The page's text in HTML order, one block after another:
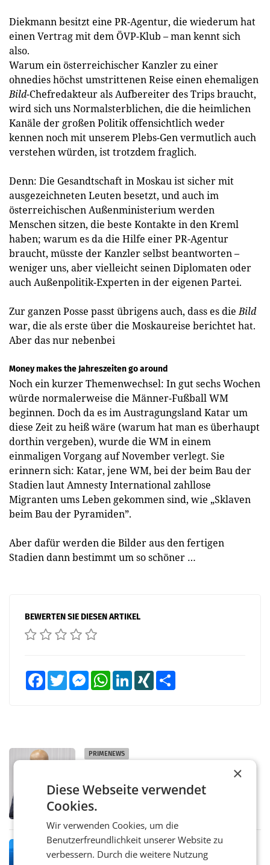
Diekmann besitzt eine PR-Agentur, die wiederum hat
einen Vertrag mit dem ÖVP-Klub – man kennt sich
also.
Warum ein österreichischer Kanzler zu einer
ohnedies höchst umstrittenen Reise einen ehemaligen
Bild-Chefredakteur als Aufbereiter des Trips braucht,
wird sich uns Normalsterblichen, die die heimlichen
Kanäle der großen Politik offensichtlich weder
kennen noch mit unserem Plebs-Gen vermutlich auch
verstehen würden, ist trotzdem fraglich.
Denn: Die Gesandtschaft in Moskau ist sicher mit
ausgezeichneten Leuten besetzt, und auch im
österreichischen Außenministerium werden
Menschen sitzen, die beste Kontakte in den Kreml
haben; warum es da die Hilfe einer PR-Agentur
braucht, müsste der Kanzler selbst beantworten –
weniger uns, aber vielleicht seinen Diplomaten oder
auch Außenpolitik-Experten in der eigenen Partei.
Zur ganzen Posse passt übrigens auch, dass es dieBild
war, die als erste über die Moskaureise berichtet hat.
Aber das nur nebenbei
Money makes the Jahreszeiten go around
Noch ein kurzer Themenwechsel: In gut sechs Wochen
würde normalerweise die Männer-Fußball WM
beginnen. Doch da es im Austragungsland Katar um
diese Zeit zu heiß wäre (warum hat man es überhaupt
dorthin vergeben), wurde die WM in einem
einmaligen Vorgang auf November verlegt. Sie
erinnern sich: Katar, jene WM, bei der beim Bau der
Stadien laut Amnesty International zahllose
Migranten ums Leben gekommen sind, wie „Sklaven
beim Bau der Pyramiden”.
Aber dafür werden die Bilder aus den fertigen
Stadien dann bestimmt um so schöner …
BEWERTEN SIE DIESEN ARTIKEL
FacebookTwitter MessengerWhatsAppLinkedInXING
PRIMENEWS
ORF III: Peter Schöber abberufen und
beurlaubt
WIEN ORF-III-Co-Geschäftsführer Peter
Schöber ist wegen Compliance-Vorwürfen
abberufen und beurlaubt worden. Der ORF
bestätigte gegenüber der APA entsprechende
Medienberichte.
MARKETING & MEDIA
ORF-Kulturmatinee widmet sich 20
×
Diese Webseite verwendet
Cookies.
Wir verwenden Cookies, um die
Benutzerfreundlichkeit unserer Website zu
verbessern. Durch die weitere Nutzung